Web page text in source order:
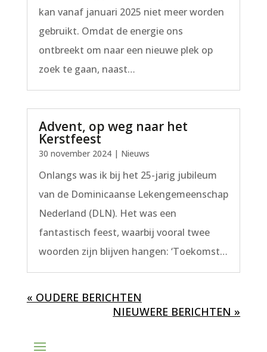
kan vanaf januari 2025 niet meer worden
gebruikt. Omdat de energie ons
ontbreekt om naar een nieuwe plek op
zoek te gaan, naast…
Advent, op weg naar het
Kerstfeest
30 november 2024 | Nieuws
Onlangs was ik bij het 25-jarig jubileum
van de Dominicaanse Lekengemeenschap
Nederland (DLN). Het was een
fantastisch feest, waarbij vooral twee
woorden zijn blijven hangen: ‘Toekomst…
« OUDERE BERICHTEN
NIEUWERE BERICHTEN »